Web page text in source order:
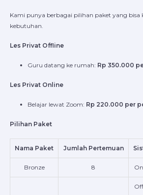
Kami punya berbagai pilihan paket yang bisa
kebutuhan.
Les Privat Offline
Guru datang ke rumah: Rp 350.000
Les Privat Online
Belajar lewat Zoom: Rp 220.000 per
Pilihan Paket
Nama Paket Jumlah Pertemuan
Bronze 8